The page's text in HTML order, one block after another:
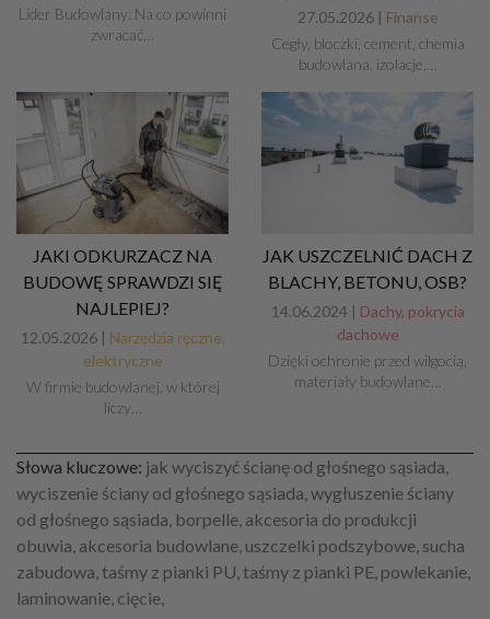
Lider Budowlany: Na co powinni
zwracać…
27.05.2026 | Finanse
Cegły, bloczki, cement, chemia
budowlana, izolacje,…
JAKI ODKURZACZ NA
BUDOWĘ SPRAWDZI SIĘ
NAJLEPIEJ?
12.05.2026 | Narzędzia ręczne,
elektryczne
W firmie budowlanej, w której
liczy…
JAK USZCZELNIĆ DACH Z
BLACHY, BETONU, OSB?
14.06.2024 | Dachy, pokrycia
dachowe
Dzięki ochronie przed wilgocią,
materiały budowlane…
Słowa kluczowe: jak wyciszyć ścianę od głośnego sąsiada,
wyciszenie ściany od głośnego sąsiada, wygłuszenie ściany
od głośnego sąsiada, borpelle, akcesoria do produkcji
obuwia, akcesoria budowlane, uszczelki podszybowe, sucha
zabudowa, taśmy z pianki PU, taśmy z pianki PE, powlekanie,
laminowanie, cięcie,